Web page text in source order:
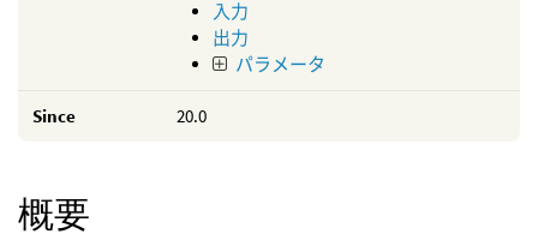
入力
出力
パラメータ
Since 20.0
概要